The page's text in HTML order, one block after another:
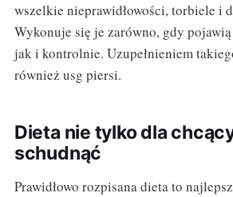
wszelkie nieprawidłowości, torbiele i
Wykonuje się je zarówno, gdy
jak i kontrolnie. Uzupełnieniem
również usg piersi.
Dieta nie tylko dla
schudnąć
Prawidłowo rozpisana dieta to